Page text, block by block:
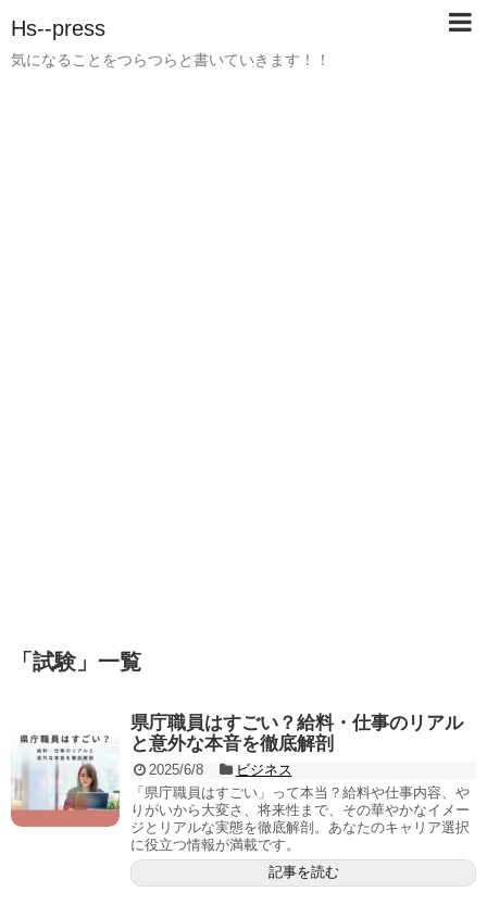
Hs--press
気になることをつらつらと書いていきます！！
「 試験 」 一覧
県庁職員はすごい？給料・仕事のリアル
と意外な本音を徹底解剖
2025/6/8
ビジネス
「県庁職員はすごい」って本当？給料や仕事内容、や
りがいから大変さ、将来性まで、その華やかなイメー
ジとリアルな実態を徹底解剖。あなたのキャリア選択
に役立つ情報が満載です。
記事を読む